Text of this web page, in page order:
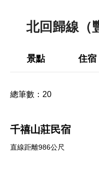
北回歸線（
景點 住宿
總筆數： 20
千禧山莊民宿
直線距離986公尺